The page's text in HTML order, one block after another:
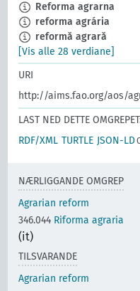
Reforma agrarna
reforma agrária
reformă agrară
[Vis alle 28 verdiane]
URI
http://aims.fao.org/aos/
LAST NED DETTE
RDF/XML TURTLE JSON-LD
NÆRLIGGANDE OMGREP
Agrarian reform
346.044 Riforma agraria
(it)
TILSVARANDE
Agrarian reform